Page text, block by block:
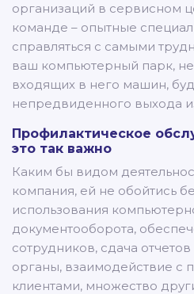
организаций в сервисном
команде – опытные
справляться с самыми
ваш компьютерный парк,
входящих в него машин,
непредвиденного выхода
Профилактическое
это так важно
Каким бы видом
компания, ей не обойтись
использования
документооборота,
сотрудников, сдача
органы, взаимодействие с
клиентами, множество